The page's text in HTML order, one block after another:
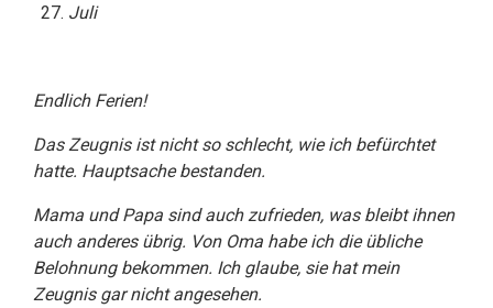
Juli
Endlich Ferien!
Das Zeugnis ist nicht so schlecht, wie ich befürchtet
hatte. Hauptsache bestanden.
Mama und Papa sind auch zufrieden, was bleibt ihnen
auch anderes übrig. Von Oma habe ich die übliche
Belohnung bekommen. Ich glaube, sie hat mein
Zeugnis gar nicht angesehen.